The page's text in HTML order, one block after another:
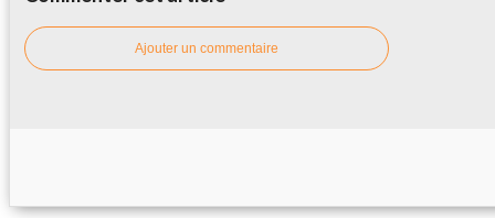
Ajouter un commentaire